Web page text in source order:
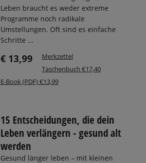
Leben braucht es weder extreme
Programme noch radikale
Umstellungen. Oft sind es einfache
Schritte ...
€ 13,99
Merkzettel
Taschenbuch €17,40
E-Book (PDF) €13,99
15 Entscheidungen, die dein
Leben verlängern - gesund alt
werden
Gesund länger leben – mit kleinen